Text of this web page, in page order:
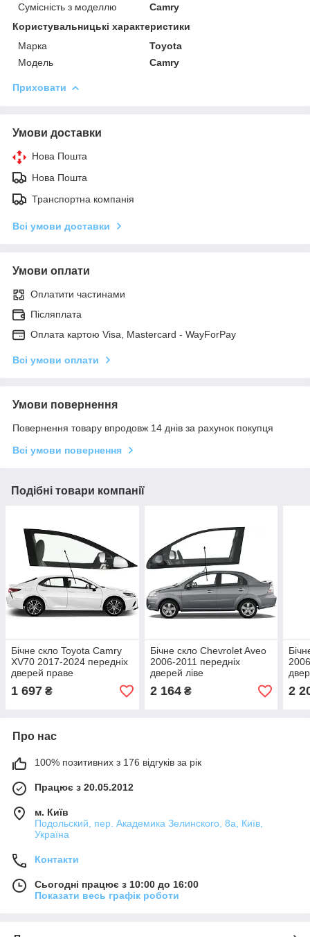
Сумісність з моделлю
Camry
Користувальницькі характеристики
Марка
Toyota
Модель
Camry
Приховати
Умови доставки
Нова Пошта
Нова Пошта
Транспортна компанія
Всі умови доставки
Умови оплати
Оплатити частинами
Післяплата
Оплата картою Visa, Mastercard - WayForPay
Всі умови оплати
Умови повернення
Повернення товару впродовж 14 днів за рахунок покупця
Всі умови повернення
Подібні товари компанії
Бічне скло Toyota Camry
XV70 2017-2024 передніх
дверей праве
1 697 ₴
Бічне скло Chevrolet Aveo
2006-2011 передніх
дверей ліве
2 164₴ 2
Про нас
100% позитивних з 176 відгуків за рік
Працює з 20.05.2012
м. Київ
Подольский, пер. Академика Зелинского, 8а, Київ,
Україна
Контакти
Сьогодні працює з 10:00 до 16:00
Показати весь графік роботи